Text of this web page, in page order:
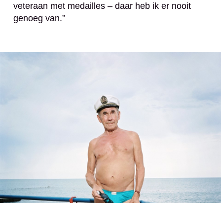
veteraan met medailles – daar heb ik er nooit
genoeg van.”